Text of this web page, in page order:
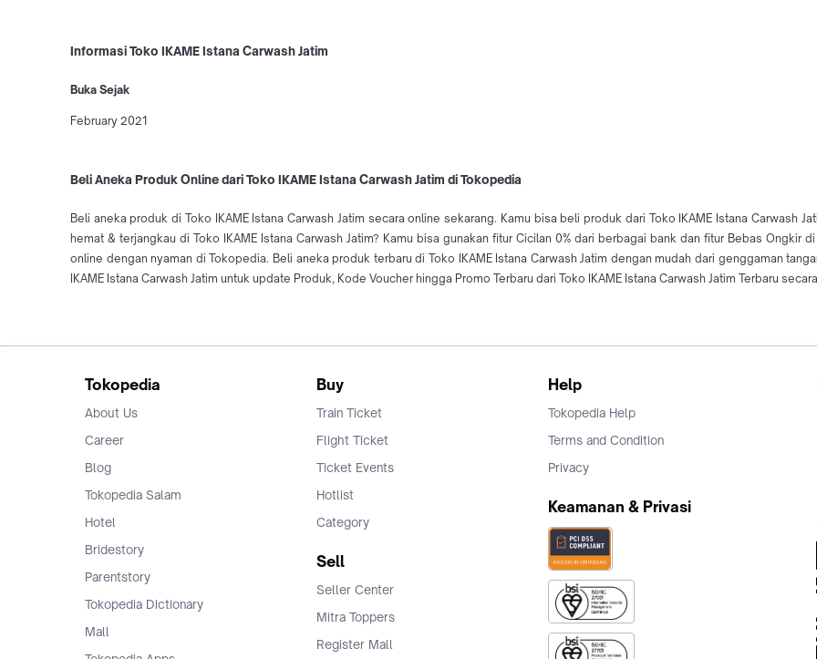
Informasi Toko IKAME Istana Carwash Jatim
Buka Sejak
February 2021
Beli Aneka Produk Online dari Toko IKAME Istana Carwash Jatim di Tokopedia
Beli aneka produk di Toko IKAME Istana Carwash Jatim secara online sekarang. Kamu bisa beli produk dari Toko IKAME Istana Carwash
hemat & terjangkau di Toko IKAME Istana Carwash Jatim? Kamu bisa gunakan fitur Cicilan 0% dari berbagai bank dan fitur Bebas Ongkir
online dengan nyaman di Tokopedia. Beli aneka produk terbaru di Toko IKAME Istana Carwash Jatim dengan mudah dari genggaman
IKAME Istana Carwash Jatim untuk update Produk, Kode Voucher hingga Promo Terbaru dari Toko IKAME Istana Carwash Jatim Terbaru
Tokopedia
About Us
Career
Blog
Tokopedia Salam
Hotel
Bridestory
Parentstory
Tokopedia Dictionary
Mall
Buy
Train Ticket
Flight Ticket
Ticket Events
Hotlist
Category
Sell
Seller Center
Mitra Toppers
Register Mall
Help
Tokopedia Help
Terms and Condition
Privacy
Keamanan & Privasi